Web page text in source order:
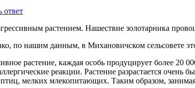
ответ
растением. Нашествие золотарника
по нашим данным, в Михановичском сельсовете
растение, каждая особь продуцирует более
реакции. Растение разрастается
мелких млекопитающих. Таким образом,